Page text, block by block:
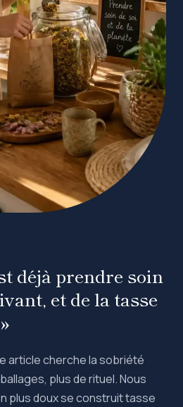
déjà prendre soin
et de la tasse
article cherche la sobriété
plus de rituel. Nous
plus doux se construit tasse